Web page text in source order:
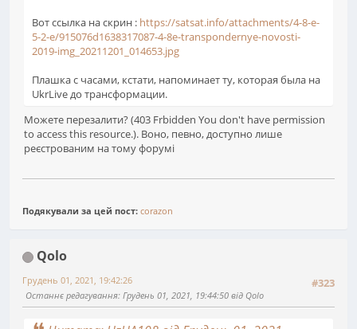
Вот ссылка на скрин : https://satsat.info/attachments/4-8-e-
5-2-e/915076d1638317087-4-8e-transpondernye-novosti-
2019-img_20211201_014653.jpg
Плашка с часами, кстати, напоминает ту, которая была на
UkrLive до трансформации.
Можете перезалити? (403 Frbidden You don't have permission
to access this resource.). Воно, певно, доступно лише
реєстрованим на тому форумі
Подякували за цей пост: corazon
Qolo
#323
Грудень 01, 2021, 19:42:26
Останнє редагування: Грудень 01, 2021, 19:44:50 від Qolo